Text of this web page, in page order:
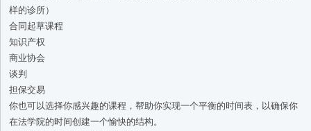
样的诊所）
合同起草课程
知识产权
商业协会
谈判
担保交易
你也可以选择你感兴趣的课程，帮助你实现一个平衡的时间表，以确保你
在法学院的时间创建一个愉快的结构。